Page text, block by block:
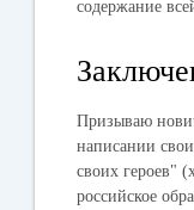
содержание
Призываю
написании
своих героев"
российское